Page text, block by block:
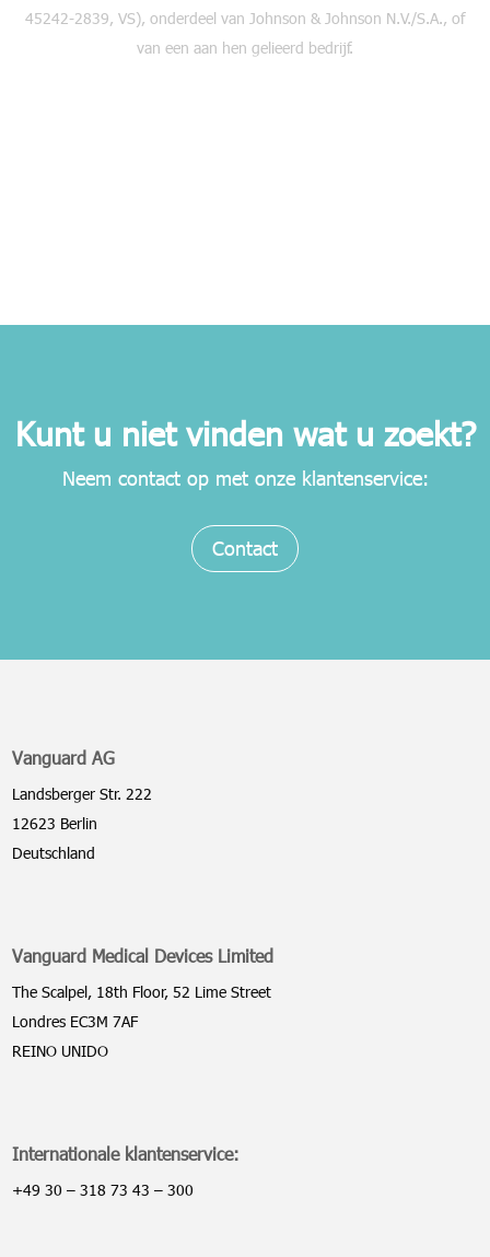
45242-2839, VS), onderdeel van Johnson & Johnson N.V./S.A., of
van een aan hen gelieerd bedrijf.
Kunt u niet vinden wat u zoekt?
Neem contact op met onze klantenservice:
Contact
Vanguard AG
Landsberger Str. 222
12623 Berlin
Deutschland
Vanguard Medical Devices Limited
The Scalpel, 18th Floor, 52 Lime Street
Londres EC3M 7AF
REINO UNIDO
Internationale klantenservice:
+49 30 – 318 73 43 – 300